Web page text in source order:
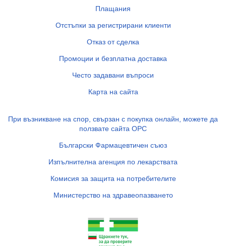
Плащания
Отстъпки за регистрирани клиенти
Отказ от сделка
Промоции и безплатна доставка
Често задавани въпроси
Карта на сайта
При възникване на спор, свързан с покупка онлайн, можете да
ползвате сайта ОРС
Български Фармацевтичен съюз
Изпълнителна агенция по лекарствата
Комисия за защита на потребителите
Министерство на здравеопазването